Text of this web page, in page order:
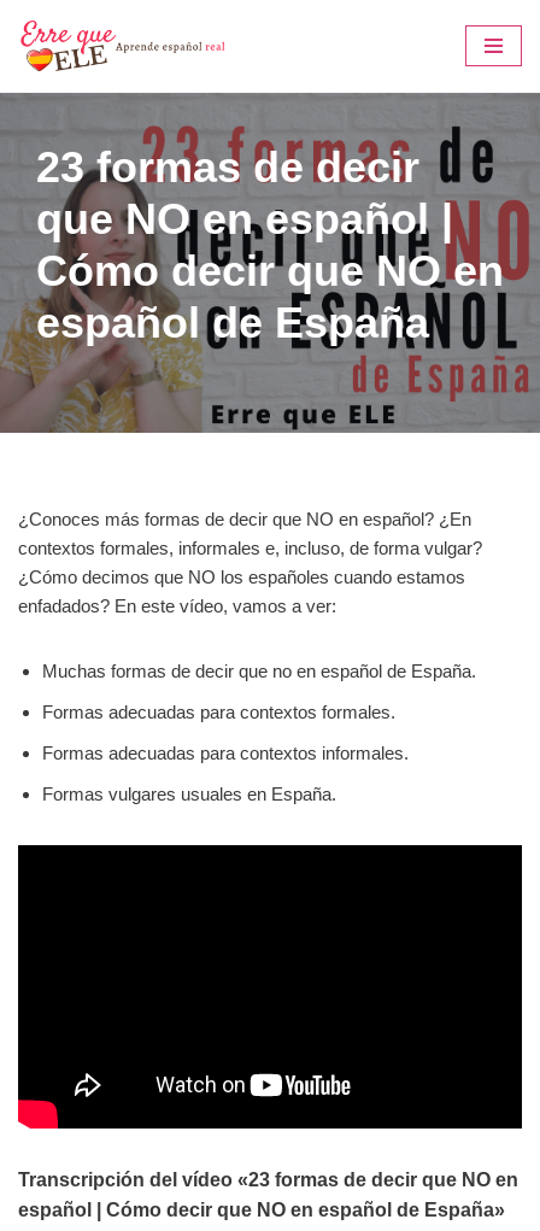
Saltar
al
23 formas de decir
que NO en español |
Cómo decir que NO en
español de España
¿Conoces más formas de decir que NO en español? ¿En
contextos formales, informales e, incluso, de forma vulgar?
¿Cómo decimos que NO los españoles cuando estamos
enfadados? En este vídeo, vamos a ver:
Muchas formas de decir que no en español de España.
Formas adecuadas para contextos formales.
Formas adecuadas para contextos informales.
Formas vulgares usuales en España.
Transcripción del vídeo «23 formas de decir que NO en
español | Cómo decir que NO en español de España»